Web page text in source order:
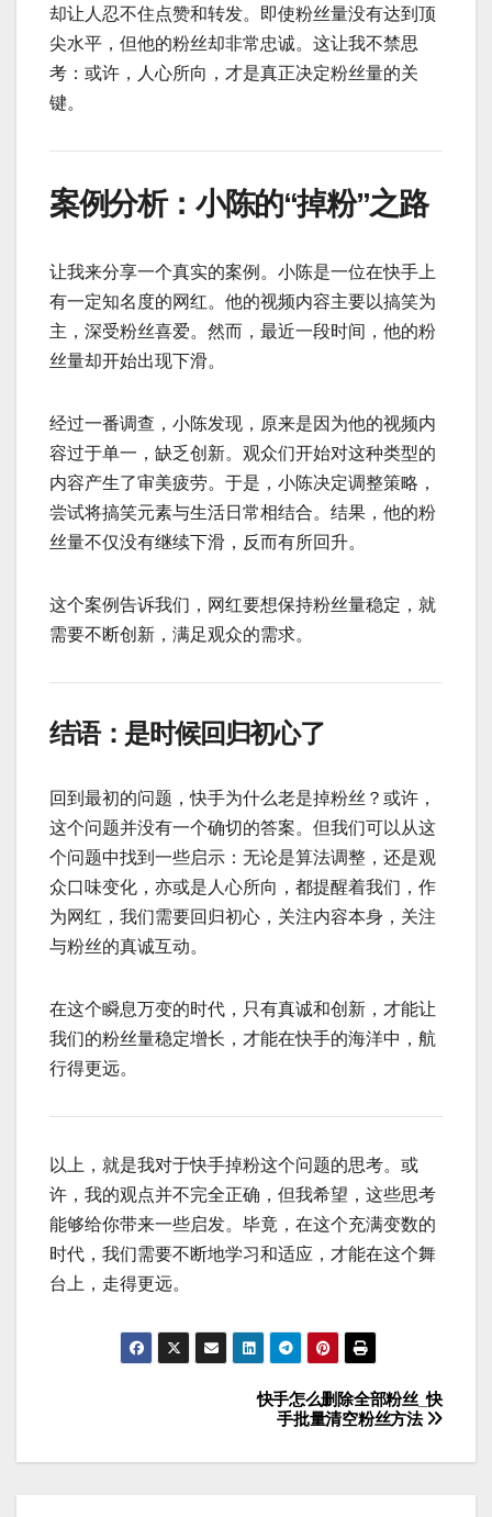
却让人忍不住点赞和转发。即使粉丝量没有达到顶
尖水平，但他的粉丝却非常忠诚。这让我不禁思
考：或许，人心所向，才是真正决定粉丝量的关
键。
案例分析：小陈的“掉粉”之路
让我来分享一个真实的案例。小陈是一位在快手上
有一定知名度的网红。他的视频内容主要以搞笑为
主，深受粉丝喜爱。然而，最近一段时间，他的粉
丝量却开始出现下滑。
经过一番调查，小陈发现，原来是因为他的视频内
容过于单一，缺乏创新。观众们开始对这种类型的
内容产生了审美疲劳。于是，小陈决定调整策略，
尝试将搞笑元素与生活日常相结合。结果，他的粉
丝量不仅没有继续下滑，反而有所回升。
这个案例告诉我们，网红要想保持粉丝量稳定，就
需要不断创新，满足观众的需求。
结语：是时候回归初心了
回到最初的问题，快手为什么老是掉粉丝？或许，
这个问题并没有一个确切的答案。但我们可以从这
个问题中找到一些启示：无论是算法调整，还是观
众口味变化，亦或是人心所向，都提醒着我们，作
为网红，我们需要回归初心，关注内容本身，关注
与粉丝的真诚互动。
在这个瞬息万变的时代，只有真诚和创新，才能让
我们的粉丝量稳定增长，才能在快手的海洋中，航
行得更远。
以上，就是我对于快手掉粉这个问题的思考。或
许，我的观点并不完全正确，但我希望，这些思考
能够给你带来一些启发。毕竟，在这个充满变数的
时代，我们需要不断地学习和适应，才能在这个舞
台上，走得更远。
章
快手怎么删除全部粉丝_快
手批量清空粉丝方法